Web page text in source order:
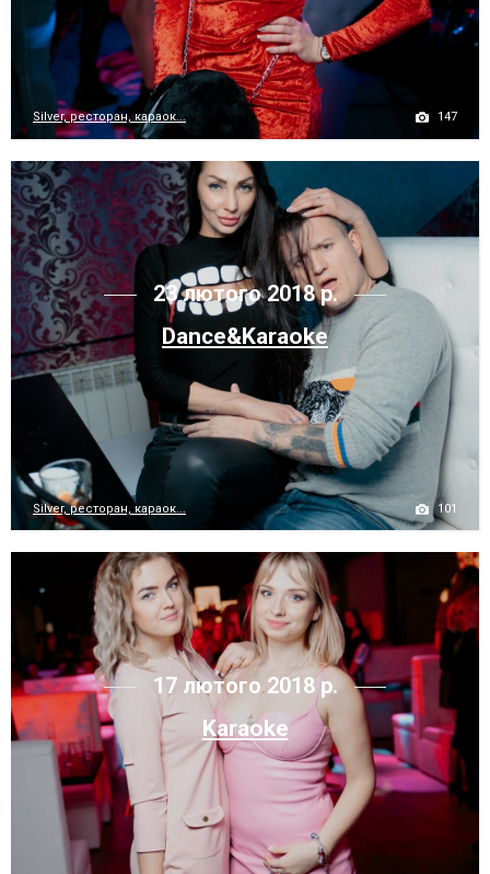
Silver, ресторан, караок... 147
23 лютого 2018 р.
Dance&Karaoke
Silver, ресторан, караок... 101
17 лютого 2018 р.
Karaoke